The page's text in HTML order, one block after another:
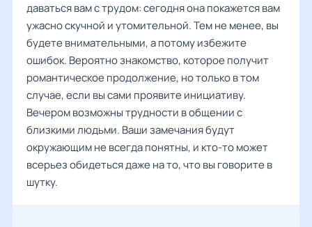
даваться вам с трудом: сегодня она покажется вам
ужасно скучной и утомительной. Тем не менее, вы
будете внимательными, а потому избежите
ошибок. Вероятно знакомство, которое получит
романтическое продолжение, но только в том
случае, если вы сами проявите инициативу.
Вечером возможны трудности в общении с
близкими людьми. Ваши замечания будут
окружающим не всегда понятны, и кто-то может
всерьез обидеться даже на то, что вы говорите в
шутку.